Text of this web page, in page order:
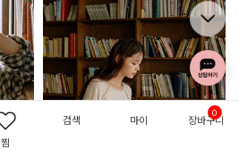
찜
검색 마이 장바구니
0